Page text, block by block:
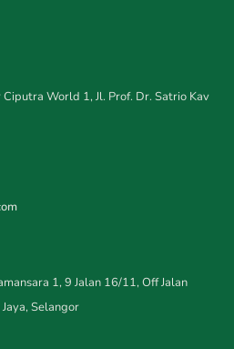
World 1, Jl. Prof. Dr. Satrio Kav
1, 9 Jalan 16/11, Off Jalan
Selangor